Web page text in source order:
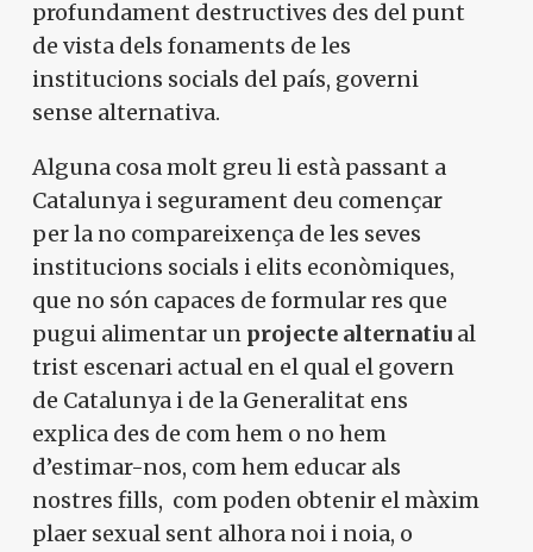
profundament destructives des del punt
de vista dels fonaments de les
institucions socials del país, governi
sense alternativa.
Alguna cosa molt greu li està passant a
Catalunya i segurament deu començar
per la no compareixença de les seves
institucions socials i elits econòmiques,
que no són capaces de formular res que
pugui alimentar un projecte alternatiu al
trist escenari actual en el qual el govern
de Catalunya i de la Generalitat ens
explica des de com hem o no hem
d’estimar-nos, com hem educar als
nostres fills, com poden obtenir el màxim
plaer sexual sent alhora noi i noia, o
Vols col·laborar a
Converses a Catalunya?
Et convidem a participar i
ser un
membre actiu de la nostra
comunitat.
Si, vull col·laborar activament